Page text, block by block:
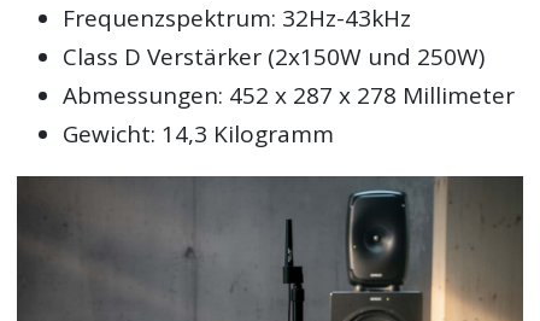
Frequenzspektrum: 32Hz-43kHz
Class D Verstärker (2x150W und 250W)
Abmessungen: 452 x 287 x 278 Millimeter
Gewicht: 14,3 Kilogramm